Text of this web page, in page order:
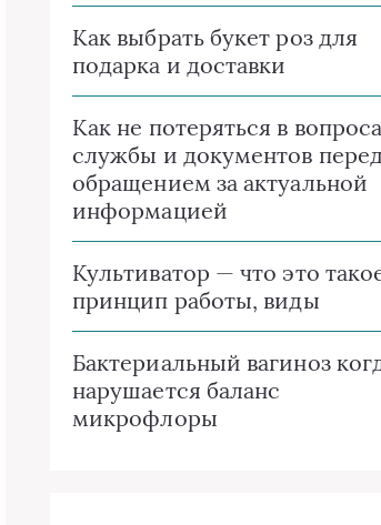
Как выбрать букет роз для
подарка и доставки
Как не потеряться в
службы и документов
обращением за актуальной
информацией
Культиватор — что это
принцип работы, виды
Бактериальный вагиноз
нарушается баланс
микрофлоры